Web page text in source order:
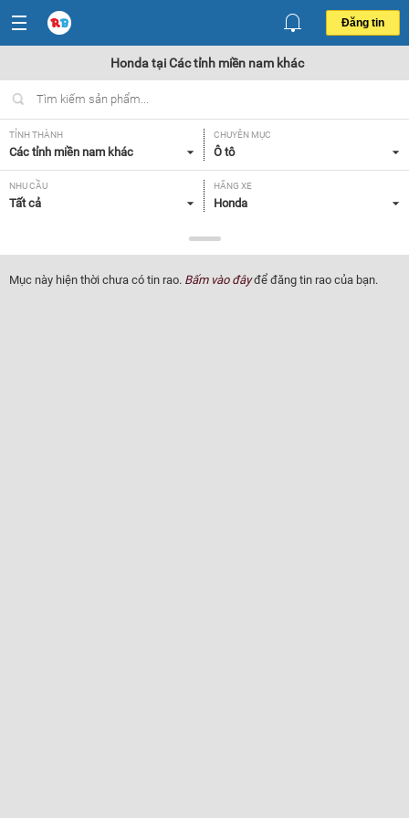
Đăng tin
Honda tại Các tỉnh miền nam khác
TỈNH THÀNH
Các tỉnh miền nam khác
CHUYÊN MỤC
Ô tô
NHU CẦU
Tất cả
HÃNG XE
Honda
Tất cả
NĂM SẢN XUẤT
Tất cả
GIÁ XE XUẤT XỨ
Mục này hiện thời chưa có tin rao. Bấm vào đâyđể đăng tin rao của bạn.